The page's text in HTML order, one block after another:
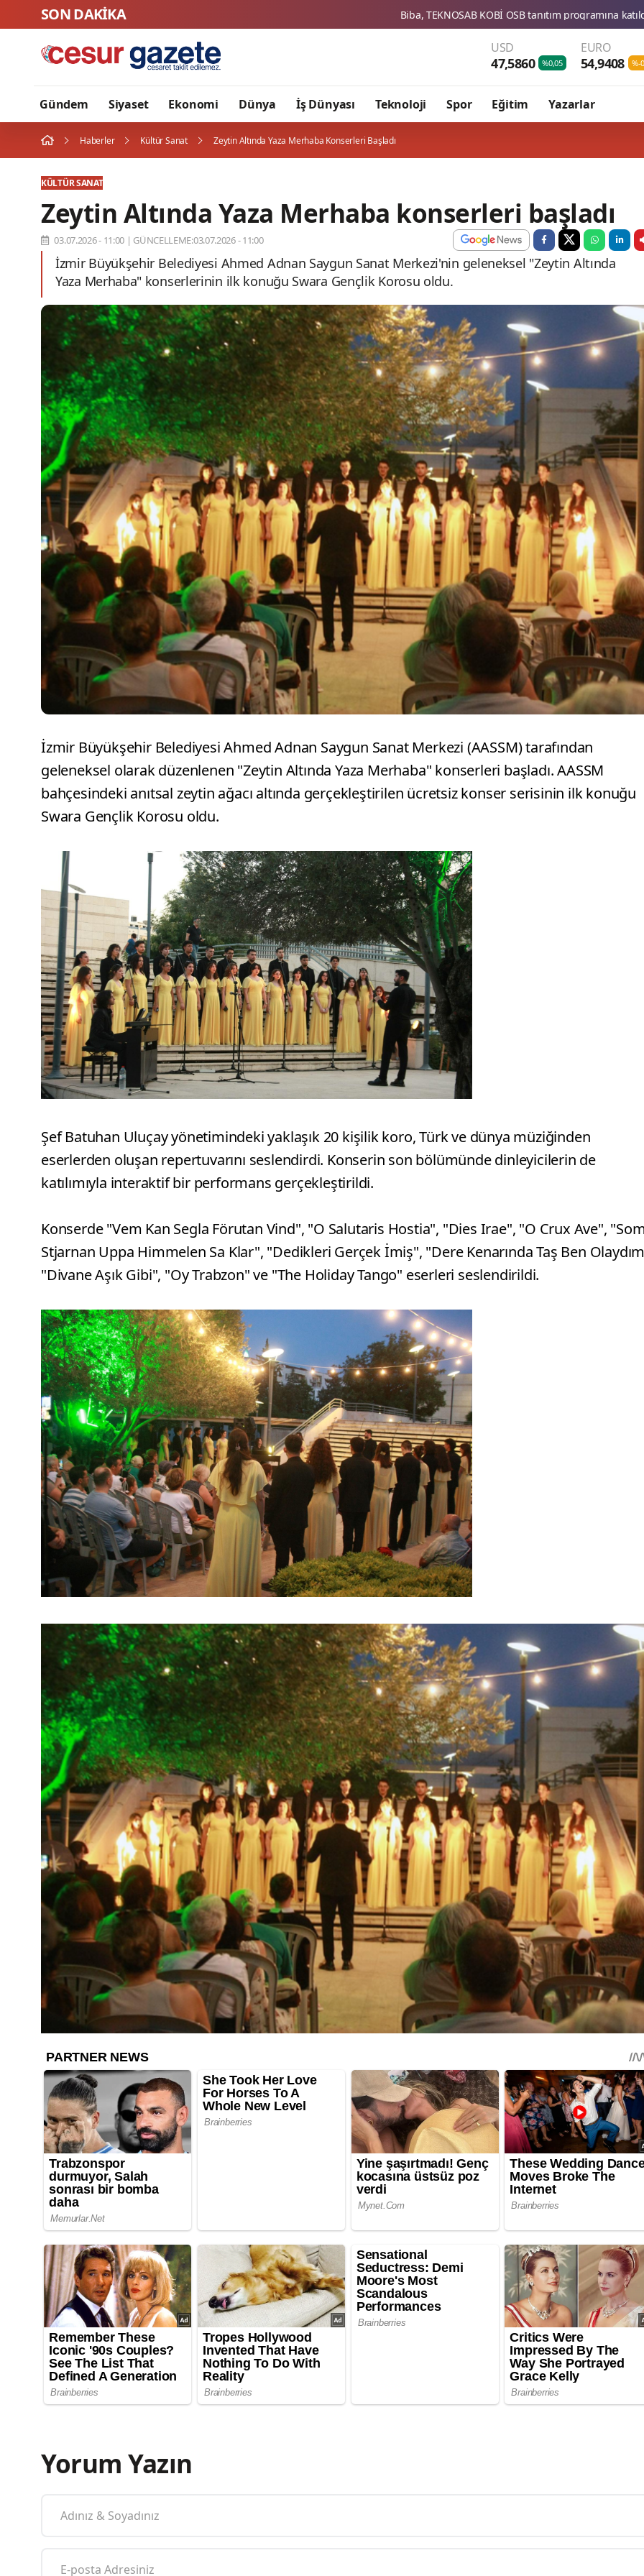
SON DAKİKA Biba, TEKNOSAB KOBİ OSB tanıtım programına katıldı Wong: Pasifik
USD
47,5860 %0,05
EURO
54,9408 %-
Gündem Siyaset Ekonomi Dünya İş Dünyası Teknoloji Spor Eğitim Yazarlar
Haberler Kültür Sanat Zeytin Altında Yaza Merhaba Konserleri Başladı
KÜLTÜR SANAT
Zeytin Altında Yaza Merhaba konserleri başladı
03.07.2026 - 11:00 | GÜNCELLEME:03.07.2026 - 11:00
İzmir Büyükşehir Belediyesi Ahmed Adnan Saygun Sanat Merkezi'nin geleneksel "Zeytin Altında
Yaza Merhaba" konserlerinin ilk konuğu Swara Gençlik Korosu oldu.
İzmir Büyükşehir Belediyesi Ahmed Adnan Saygun Sanat Merkezi (AASSM) tarafından
geleneksel olarak düzenlenen "Zeytin Altında Yaza Merhaba" konserleri başladı. AASSM
bahçesindeki anıtsal zeytin ağacı altında gerçekleştirilen ücretsiz konser serisinin ilk konuğu
Swara Gençlik Korosu oldu.
Şef Batuhan Uluçay yönetimindeki yaklaşık 20 kişilik koro, Türk ve dünya müziğinden
eserlerden oluşan repertuvarını seslendirdi. Konserin son bölümünde dinleyicilerin de
katılımıyla interaktif bir performans gerçekleştirildi.
Konserde "Vem Kan Segla Förutan Vind", "O Salutaris Hostia", "Dies Irae", "O Crux Ave",
Stjarnan Uppa Himmelen Sa Klar", "Dedikleri Gerçek İmiş", "Dere Kenarında Taş Ben
"Divane Aşık Gibi", "Oy Trabzon" ve "The Holiday Tango" eserleri seslendirildi.
Yorum Yazın